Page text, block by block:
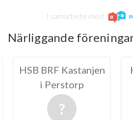
I samarbete med
Närliggande
HSB BRF